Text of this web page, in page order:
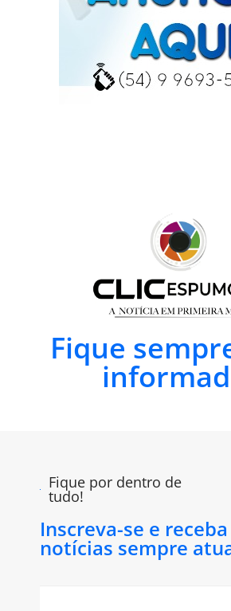
Fique
Fique por dentro de
tudo!
Inscreva-se e
notícias sempre